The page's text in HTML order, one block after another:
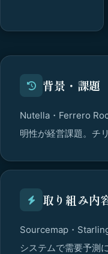
背景・課題
Nutella・Ferrero
明性が経営課題。チ
取り組み内
Sourcemap・
システムで需要予測